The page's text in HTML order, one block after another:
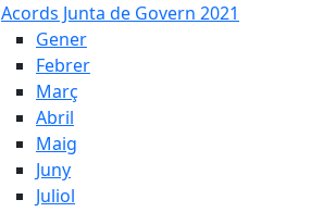
Acords Junta de Govern 2021
Gener
Febrer
Març
Abril
Maig
Juny
Juliol